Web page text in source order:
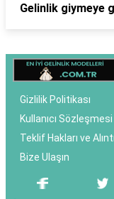
Gelinlik giymeye
Gizlilik Politikası
Kullanıcı Sözleşmesi
Teklif Hakları ve Alıntı
Bize Ulaşın